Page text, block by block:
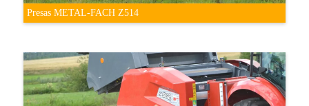
Presas METAL-FACH Z514